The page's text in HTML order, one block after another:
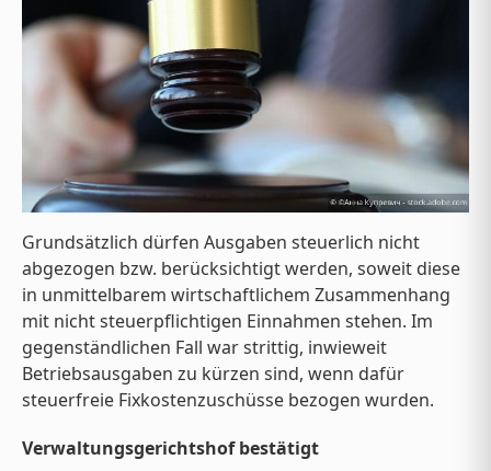
Grundsätzlich dürfen Ausgaben steuerlich nicht
abgezogen bzw. berücksichtigt werden, soweit diese
in unmittelbarem wirtschaftlichem Zusammenhang
mit nicht steuerpflichtigen Einnahmen stehen. Im
gegenständlichen Fall war strittig, inwieweit
Betriebsausgaben zu kürzen sind, wenn dafür
steuerfreie Fixkostenzuschüsse bezogen wurden.
Verwaltungsgerichtshof bestätigt